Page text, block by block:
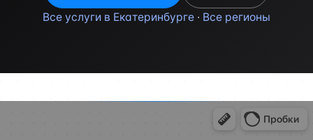
Все услуги в Екатеринбурге · Все регионы